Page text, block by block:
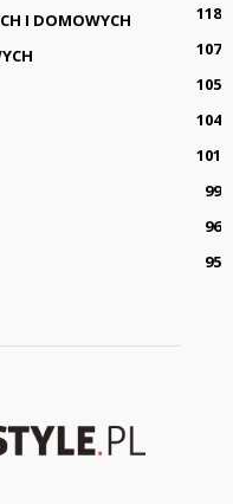
I DOMOWYCH
118
107
105
104
101
99
96
95